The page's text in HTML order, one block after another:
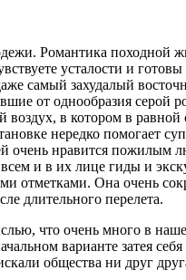
Романтика походной
усталости и
самый захудалый
от однообразия
в котором в
нередко помогает
очень нравится
и в их лице гиды и
отметками. Она очень
длительного перелета.
что очень много в
варианте затея
общества ни друг